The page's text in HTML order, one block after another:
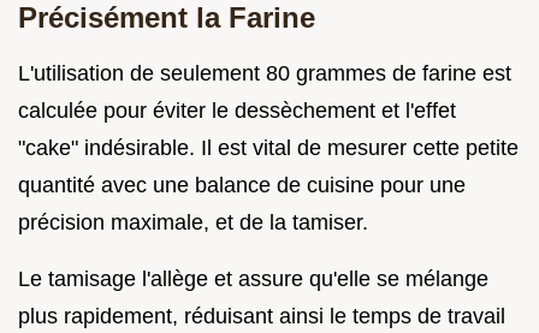
Précisément la Farine
L'utilisation de seulement 80 grammes de farine est
calculée pour éviter le dessèchement et l'effet
"cake" indésirable. Il est vital de mesurer cette petite
quantité avec une balance de cuisine pour une
précision maximale, et de la tamiser.
Le tamisage l'allège et assure qu'elle se mélange
plus rapidement, réduisant ainsi le temps de travail